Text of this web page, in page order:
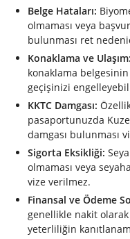
Belge Hataları:
olmaması veya
bulunması ret
Konaklama ve Ulaşım:
konaklama
geçişinizi
KKTC Damgası:
pasaportunuzda
damgası bulunması
Sigorta Eksikliği:
olmaması veya
vize verilmez.
Finansal ve Ödeme
genellikle nakit
yeterliliğin